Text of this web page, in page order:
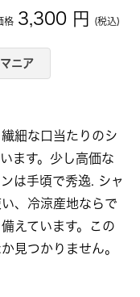
格 3,300 円 (税込)
ニア
細な口当たりのシ
ます。少し高価な
は手頃で秀逸. シャ
、冷涼産地ならで
えています。この
見つかりません。